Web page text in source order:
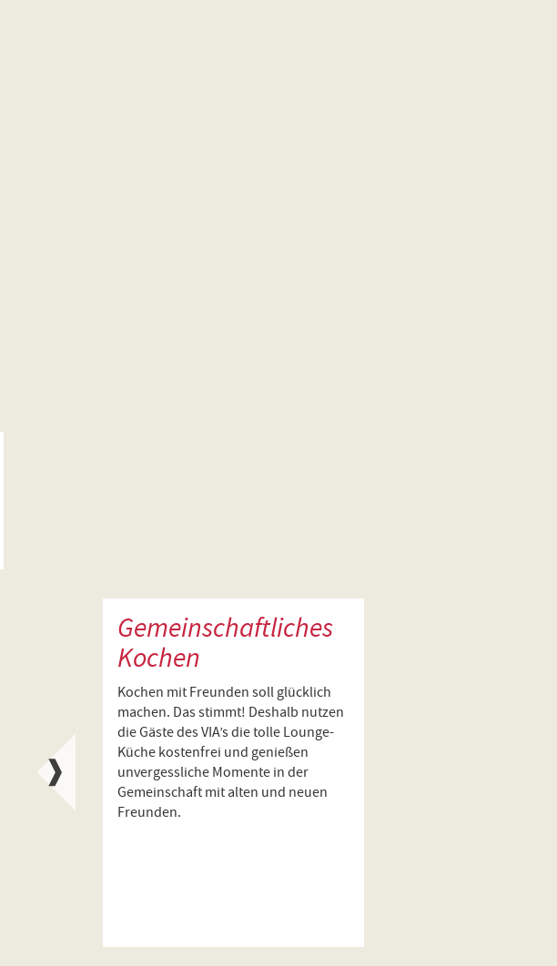
Gemein­schaft­liches
Kochen
Kochen mit Freunden soll glücklich
machen. Das stimmt! Deshalb nutzen
die Gäste des VIA’s die tolle Lounge-
Küche kostenfrei und genießen
unvergessliche Momente in der
Gemeinschaft mit alten und neuen
Freunden.